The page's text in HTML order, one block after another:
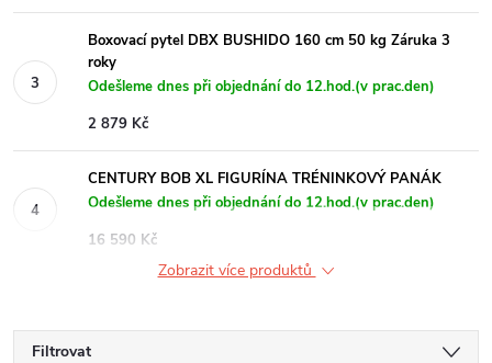
Boxovací pytel DBX BUSHIDO 160 cm 50 kg Záruka 3
roky
Odešleme dnes při objednání do 12.hod.(v prac.den)
2 879 Kč
CENTURY BOB XL FIGURÍNA TRÉNINKOVÝ PANÁK
Odešleme dnes při objednání do 12.hod.(v prac.den)
16 590 Kč
Zobrazit více produktů
Filtrovat